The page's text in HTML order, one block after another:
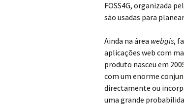
FOSS4G, organizada
são usadas para
Ainda na área webgis,
aplicações web com
produto nasceu em
com um enorme
directamente ou
uma grande